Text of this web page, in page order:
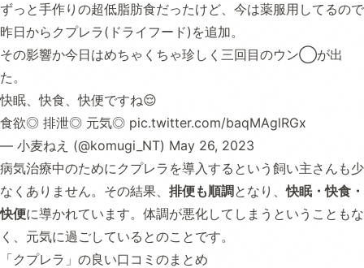
ずっと手作りの超低脂肪食だったけど、今は薬服用してるので
昨日からクプレラ(ドライフード)を追加。
その影響か今日はめちゃくちゃ珍しく三回目のウン◯が出
た。
快眠、快食、快便ですね😌
食欲◎ 排泄◎ 元気◎ pic.twitter.com/baqMAglRGx
— 小麦ねえ (@komugi_NT) May 26, 2023
病気治療中のためにクプレラを導入するという飼い主さんも少
なくありません。その結果、 排便も順調 となり、快眠・快食・
快便に導かれています。体調が悪化してしまうということもな
く、元気に過ごしているとのことです。
「クプレラ」の良い口コミのまとめ